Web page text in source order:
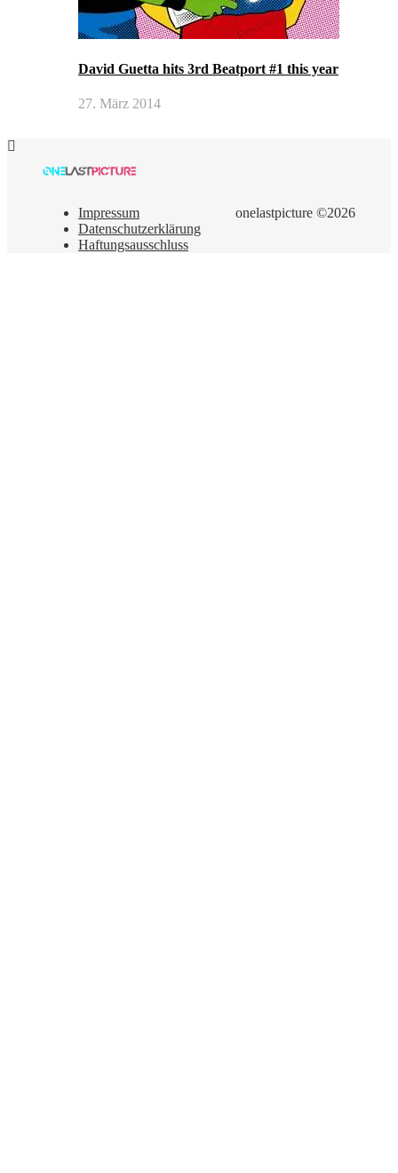
David Guetta hits 3rd Beatport #1 this year
27. März 2014
onelastpicture ©2026
Impressum
Datenschutzerklärung
Haftungsausschluss